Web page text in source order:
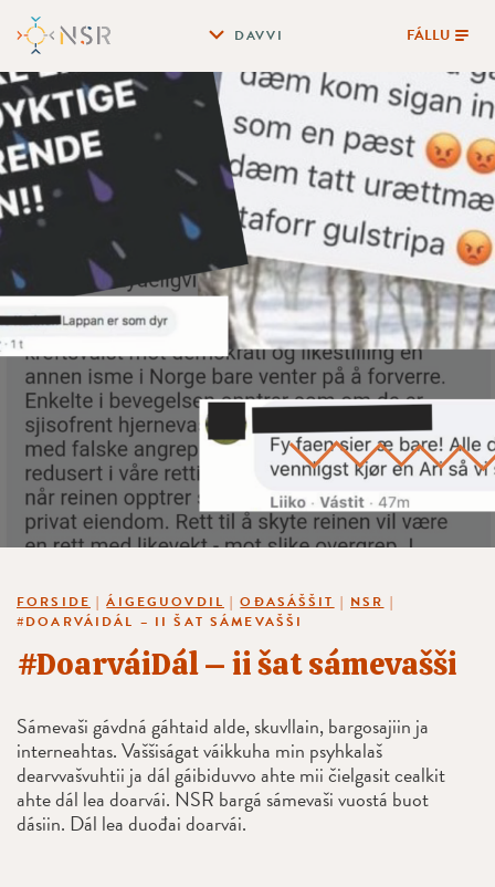
DAVVI FÁLLU
FORSIDE |ÁIGEGUOVDIL |OĐASÁŠŠIT | NSR |
#DOARVÁIDÁL – II ŠAT SÁMEVAŠŠI
#DoarváiDál – ii šat sámevašši
Sámevaši gávdná gáhtaid alde, skuvllain, bargosajiin ja
interneahtas. Vaššiságat váikkuha min psyhkalaš
dearvvašvuhtii ja dál gáibiduvvo ahte mii čielgasit cealkit
ahte dál lea doarvái. NSR bargá sámevaši vuostá buot
dásiin. Dál lea duođai doarvái.